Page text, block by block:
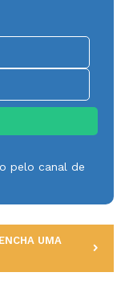
pelo canal de
UMA